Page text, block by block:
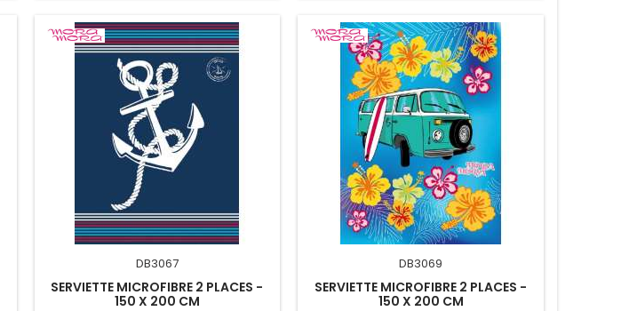
DB3067
SERVIETTE MICROFIBRE 2 PLACES -
150 X 200 CM
DB3069
SERVIETTE MICROFIBRE 2 PLACES -
150 X 200 CM